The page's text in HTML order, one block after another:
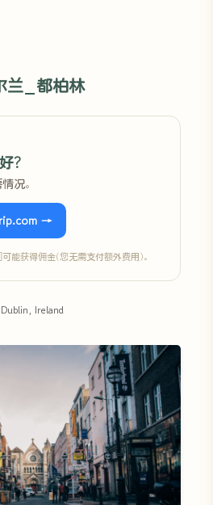
兰_都柏林
?
况。
→
能获得佣金(您无需支付额外费用)。
Dublin, Ireland